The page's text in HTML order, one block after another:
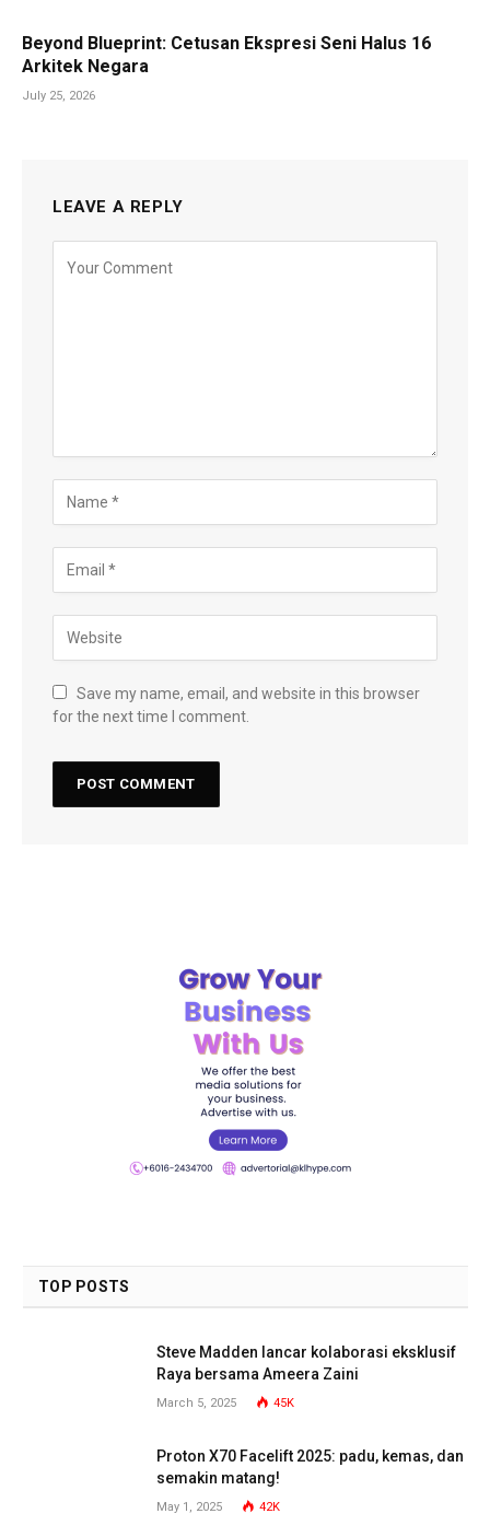
Beyond Blueprint: Cetusan Ekspresi Seni Halus 16
Arkitek Negara
July 25, 2026
LEAVE A REPLY
Save my name, email, and website in this browser
for the next time I comment.
TOP POSTS
Steve Madden lancar kolaborasi eksklusif
Raya bersama Ameera Zaini
March 5, 2025 45K
Proton X70 Facelift 2025: padu, kemas, dan
semakin matang!
May 1, 2025 42K